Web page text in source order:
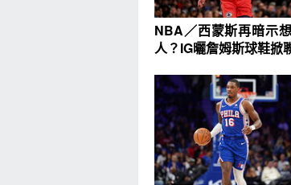
NBA／西蒙斯再暗示
人？IG曬詹姆斯球鞋掀